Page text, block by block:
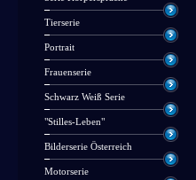
Tierserie
Portrait
Frauenserie
Schwarz Weiß Serie
"Stilles-Leben"
Bilderserie Österreich
Motorserie